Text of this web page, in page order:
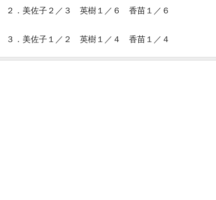
２．美佐子２／３ 英樹１／６ 香苗１／６
３．美佐子１／２ 英樹１／４ 香苗１／４